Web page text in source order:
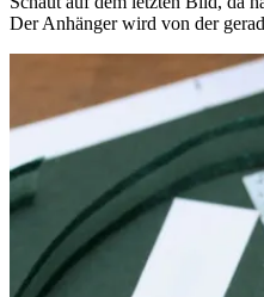
Der Anhänger wird von der